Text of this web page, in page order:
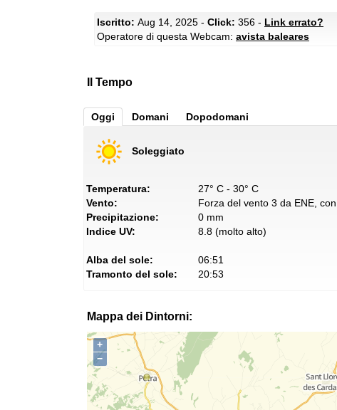
Iscritto: Aug 14, 2025 - Click: 356 - Link errato?
Operatore di questa Webcam: avista baleares
Il Tempo
Oggi Domani Dopodomani
Soleggiato
Temperatura:
27° C - 30° C
Vento:
Forza del vento 3 da ENE,
Precipitazione:
0 mm
Indice UV:
8.8 (molto alto)
Alba del sole:
06:51
Tramonto del sole:
20:53
Mappa dei Dintorni:
+
−